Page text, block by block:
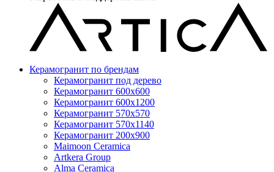
Керамогранит по брендам
Керамогранит под дерево
Керамогранит 600x600
Керамогранит 600x1200
Керамогранит 570x570
Керамогранит 570x1140
Керамогранит 200x900
Maimoon Ceramica
Artkera Group
Alma Ceramica